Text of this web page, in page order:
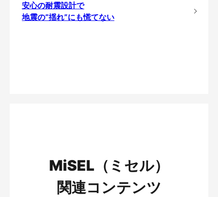
安心の耐震設計で
地震の“揺れ”にも慌てない
MiSEL（ミセル）
関連コンテンツ